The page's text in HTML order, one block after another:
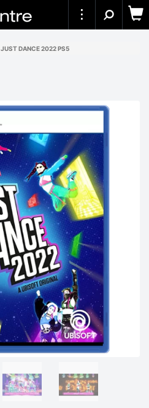
JUST DANCE 2022 PS5